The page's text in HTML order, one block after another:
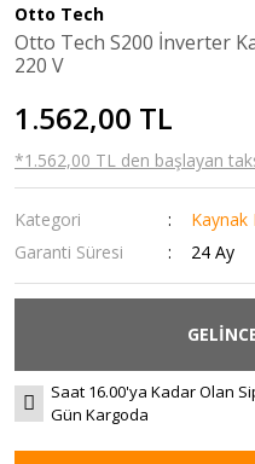
Otto Tech
Otto Tech S200 İnverter
220 V
1.562,00 TL
*1.562,00 TL den başlayan
Kategori
Kaynak
Garanti Süresi
24 Ay
Saat 16.00'ya Kadar Olan
Gün Kargoda